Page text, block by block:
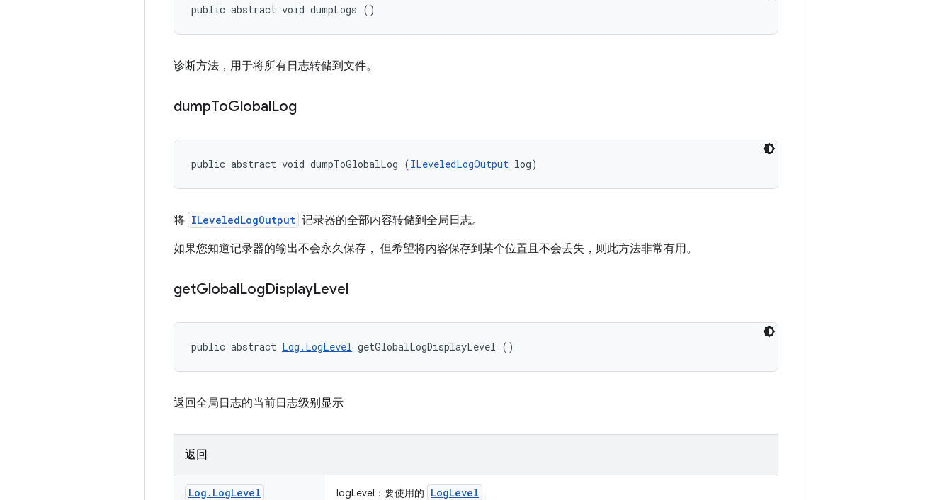
public abstract void dumpLogs ()
诊断方法，用于将所有日志转储到文件。
dumpToGlobalLog
public abstract void dumpToGlobalLog (ILeveledLogOutput log)
将 ILeveledLogOutput 记录器的全部内容转储到全局日志。
如果您知道记录器的输出不会永久保存， 但希望将内容保存到某个位置且不会丢失，则此方法非常有用。
getGlobalLogDisplayLevel
public abstract Log.LogLevel getGlobalLogDisplayLevel ()
返回全局日志的当前日志级别显示
返回
Log . LogLevel logLevel：要使用的 LogLevel